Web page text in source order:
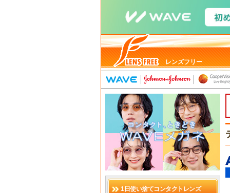
レンズフリー
1日使い捨てコンタクトレンズ